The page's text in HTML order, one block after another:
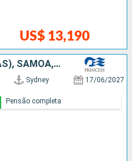
US$ 13,190
NOVA ZELÂNDIA, FIDJI (ILHAS), SAMOA, FRANCIA, CANADÁ, ESTADOS UNIDOS, JAPÃO, TAIWAN, CHINA, VITENÃ, SINGAPURA, INDONESIA, AUSTRÁLIA
Sydney 17/06/2027
Pensão completa